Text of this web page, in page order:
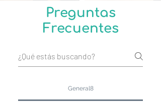
Preguntas
Frecuentes
General8